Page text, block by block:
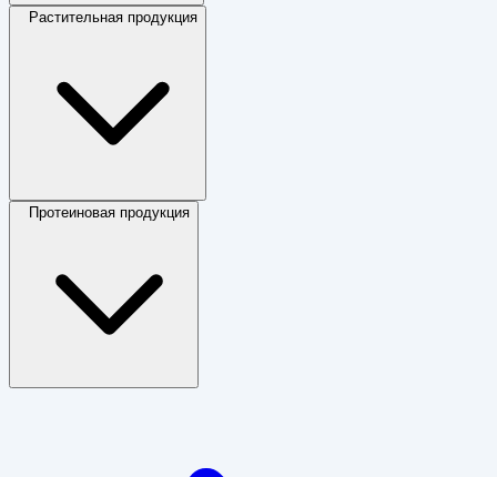
Растительная продукция
Протеиновая продукция